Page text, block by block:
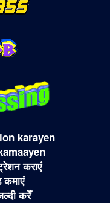
karayen
कराएं
कमाएं
करेँ